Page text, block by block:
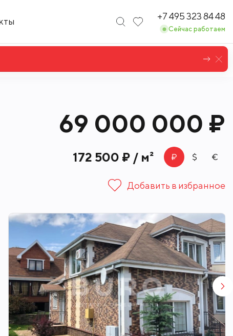
+7 495 323 84 48
Сейчас работаем
Добавить в избранное
69 000 000 ₽
172 500 ₽ / м²